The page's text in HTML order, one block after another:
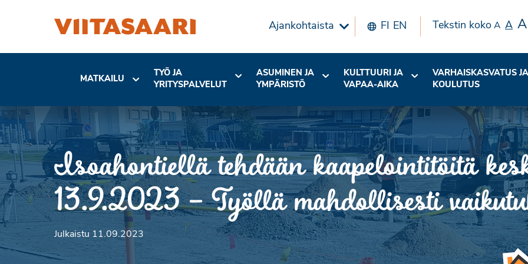
Ajankohtaista FI EN Tekstin koko A A A
MATKAILU
TYÖ JA
YRITYSPALVELUT
ASUMINEN JA
YMPÄRISTÖ
KULTTUURI JA
VAPAA-AIKA
VARHAISKASVATUS JA
KOULUTUS
Isoahontiellä tehdään kaapelointitöitä
13.9.2023 – Työllä mahdollisesti
Julkaistu 11.09.2023